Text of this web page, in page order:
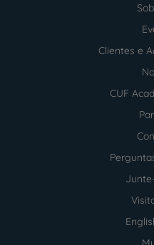
Clientes e
CUF